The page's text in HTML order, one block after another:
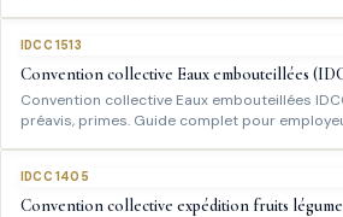
IDCC 1513
Convention collective Eaux embouteillées
Convention collective Eaux embouteillées
préavis, primes. Guide complet pour
IDCC 1405
Convention collective expédition fruits